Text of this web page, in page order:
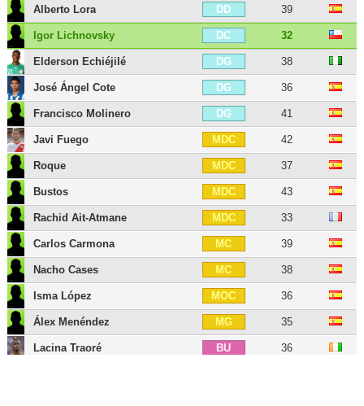
Alberto Lora DD 39
Igor Lichnovsky DC 32
Elderson Echiéjilé DG 38
José Ángel Cote DG 36
Francisco Molinero DG 41
Javi Fuego MDC 42
Roque MDC 37
Bustos MDC 43
Rachid Ait-Atmane MDC 33
Carlos Carmona MC 39
Nacho Cases MC 38
Isma López MOC 36
Álex Menéndez MG 35
Lacina Traoré BU 36